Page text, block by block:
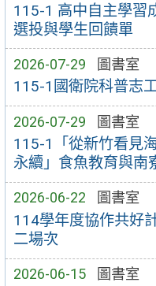
115-1 高中自主學習
選投與學生回饋單
2026-07-29 圖書室
115-1國衛院科普志
2026-07-29 圖書室
115-1「從新竹看見
永續」食魚教育與南
2026-06-22 圖書室
114學年度協作共好
二場次
2026-06-15 圖書室